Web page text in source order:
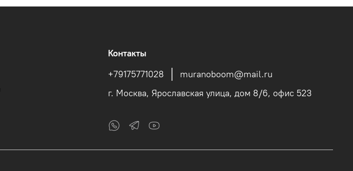
Контакты
+79175771028
muranoboom@mail.ru
г. Москва, Ярославская улица, дом 8/6, офис 523